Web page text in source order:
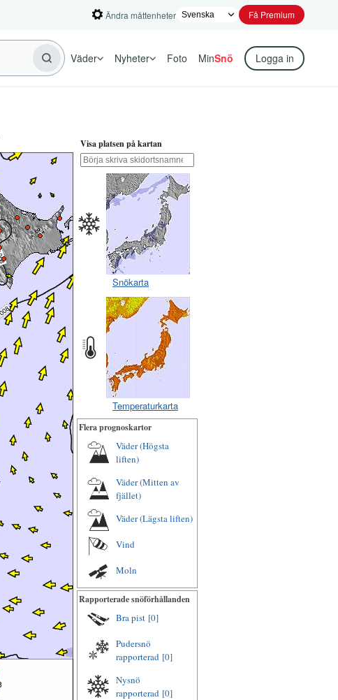
Ändra måttenheter Få Premium
Väder Nyheter Foto MinSnö Logga in
Visa platsen på kartan
Snökarta
Temperaturkarta
Flera prognoskartor
Väder (Högsta
liften)
Väder (Mitten av
fjället)
Väder (Lägsta liften)
Vind
Moln
Rapporterade snöförhållanden
Bra pist [0]
Pudersnö
rapporterad [0]
Nysnö
rapporterad [0]